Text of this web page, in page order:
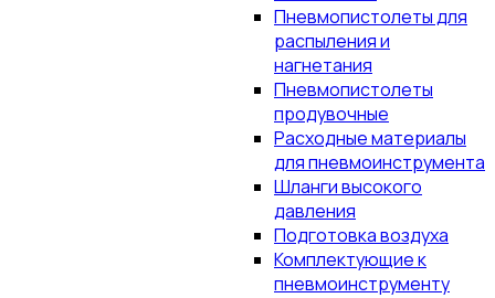
Пневмопистолеты для
распыления и
нагнетания
Пневмопистолеты
продувочные
Расходные материалы
для пневмоинструмента
Шланги высокого
давления
Подготовка воздуха
Комплектующие к
пневмоинструменту